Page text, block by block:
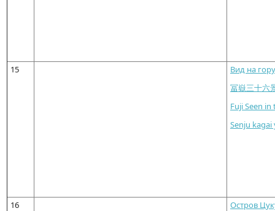
15
Вид на
冨嶽三十六
Fuji Seen
Senju
16
Остров